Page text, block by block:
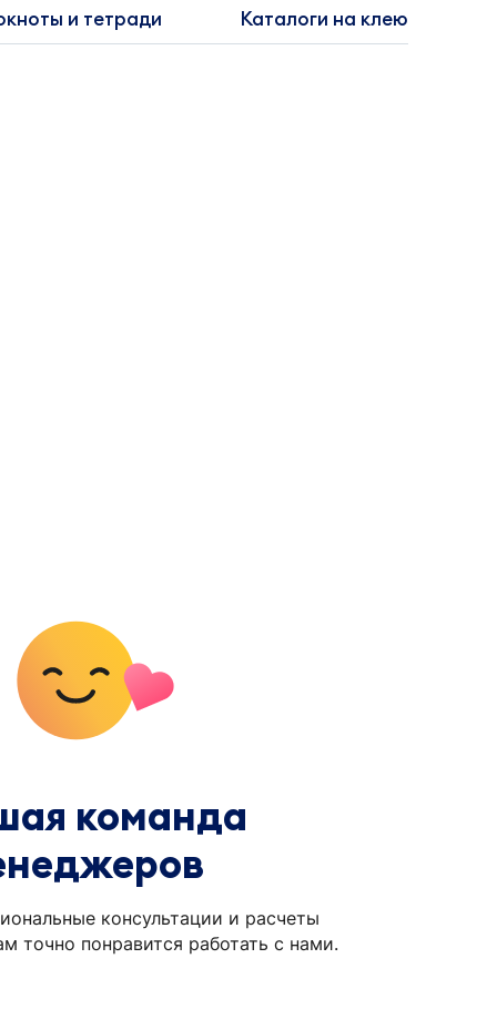
и тетради Каталоги на клею
команда
консультации и расчеты
точно понравится работать с нами.